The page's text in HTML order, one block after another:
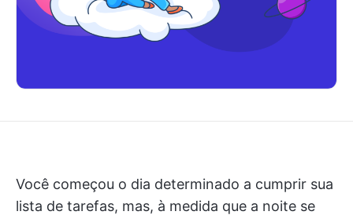
Você começou o dia determinado a cumprir sua
lista de tarefas, mas, à medida que a noite se